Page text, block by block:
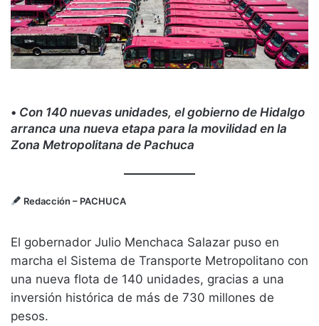
• Con 140 nuevas unidades, el gobierno de Hidalgo
arranca una nueva etapa para la movilidad en la
Zona Metropolitana de Pachuca
Redacción – PACHUCA
El gobernador Julio Menchaca Salazar puso en
marcha el Sistema de Transporte Metropolitano con
una nueva flota de 140 unidades, gracias a una
inversión histórica de más de 730 millones de
pesos.